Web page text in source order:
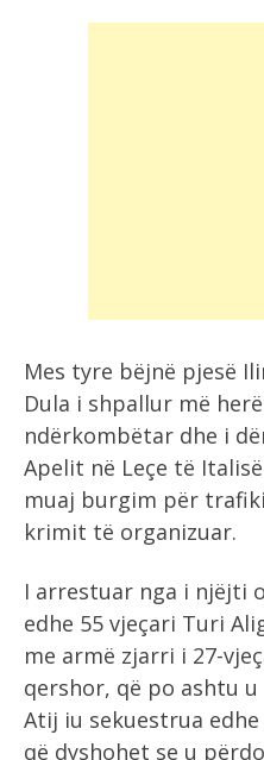
Mes tyre bëjnë pjesë
Dula i shpallur më
ndërkombëtar dhe i
Apelit në Leçe të
muaj burgim për
krimit të organizuar.
I arrestuar nga i njëjti
edhe 55 vjeçari Turi
me armë zjarri i 27-
qershor, që po ashtu
Atij iu sekuestrua edhe
që dyshohet se u